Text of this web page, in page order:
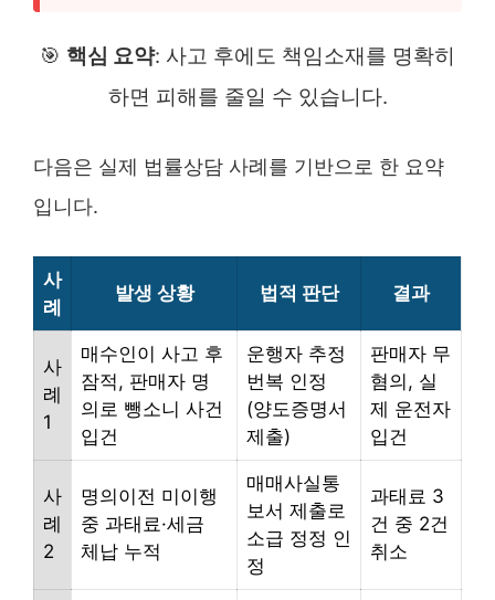
🎯 핵심 요약: 사고 후에도 책임소재를 명확히
하면 피해를 줄일 수 있습니다.
다음은 실제 법률상담 사례를 기반으로 한 요약
입니다.
사
례
발생 상황 법적 판단 결과
사
례
1
매수인이 사고 후
잠적, 판매자 명
의로 뺑소니 사건
입건
운행자 추정
번복 인정
(양도증명서
제출)
판매자 무
혐의, 실
제 운전자
입건
사
례
2
명의이전 미이행
중 과태료·세금
체납 누적
매매사실통
보서 제출로
소급 정정 인
정
과태료 3
건 중 2건
취소